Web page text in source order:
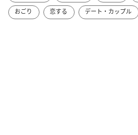
おごり
恋する デート・カップル